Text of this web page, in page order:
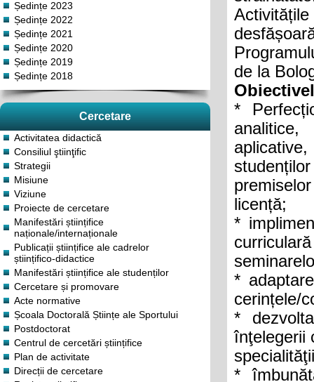
Ședințe 2023
Ședințe 2022
Ședințe 2021
Ședințe 2020
Ședințe 2019
Ședințe 2018
Cercetare
Activitatea didactică
Consiliul ştiinţific
Strategii
Misiune
Viziune
Proiecte de cercetare
Manifestări științifice
naționale/internaționale
Publicații științifice ale cadrelor
științifico-didactice
Manifestări științifice ale studenților
Cercetare și promovare
Acte normative
Școala Doctorală Științe ale Sportului
Postdoctorat
Centrul de cercetări științifice
Plan de activitate
Direcții de cercetare
de la
*
licență;
*
*
cerințele/
*
înţelegerii
*